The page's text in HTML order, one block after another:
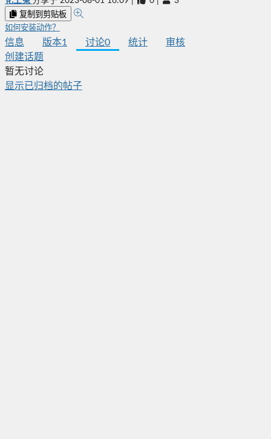
复制到剪贴板
如何安装动作？
信息 版本1 讨论0 统计
审核
创建话题
暂无讨论
显示已归档的帖子